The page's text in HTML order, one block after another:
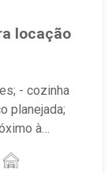
locação
- cozinha
planejada;
à